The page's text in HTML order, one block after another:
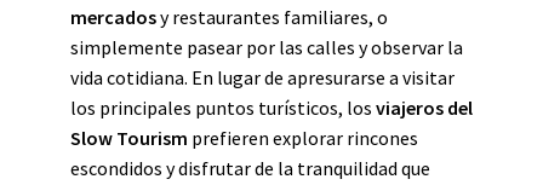
mercadosy restaurantes familiares, o
simplemente pasear por las calles y observar la
vida cotidiana. En lugar de apresurarse a visitar
los principales puntos turísticos, los viajeros del
Slow Tourism prefieren explorar rincones
escondidos y disfrutar de la tranquilidad que